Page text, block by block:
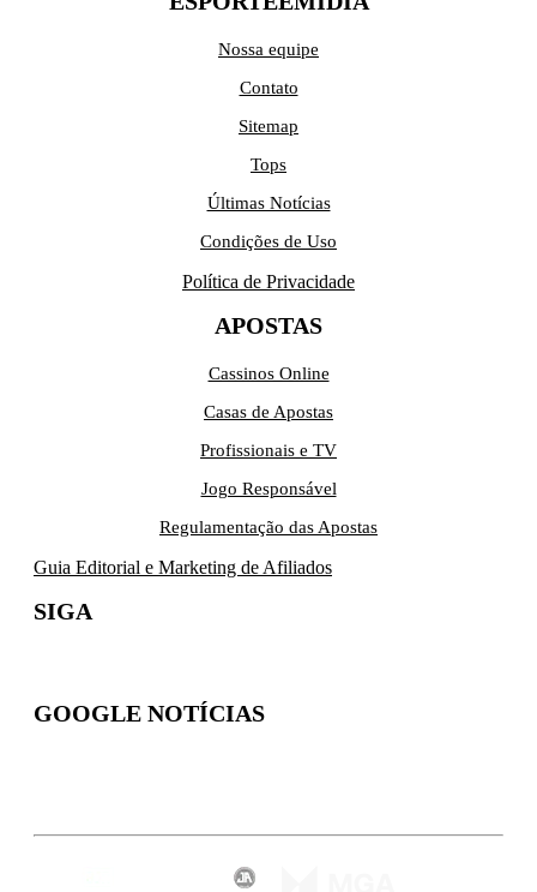
Nossa equipe
Contato
Sitemap
Tops
Últimas Notícias
Condições de Uso
Política de Privacidade
APOSTAS
Cassinos Online
Casas de Apostas
Profissionais e TV
Jogo Responsável
Regulamentação das Apostas
Guia Editorial e Marketing de Afiliados
SIGA
GOOGLE NOTÍCIAS